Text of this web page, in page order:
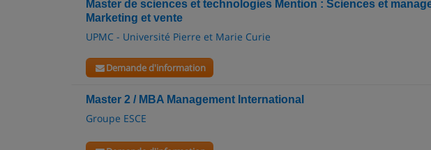
Master de sciences et technologies Mention : Sciences et
Marketing et vente
UPMC - Université Pierre et Marie Curie
Demande d'information
Master 2 / MBA Management International
Groupe ESCE